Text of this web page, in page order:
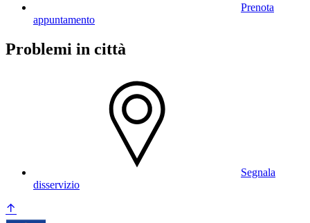
Prenota
appuntamento
Problemi in città
Segnala
disservizio